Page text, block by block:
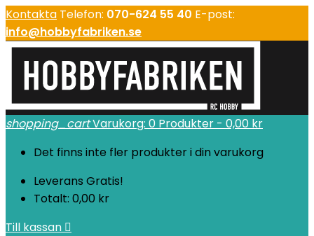
Kontakta Telefon: 070-624 55 40 E-post:
info@hobbyfabriken.se
shopping_cartVarukorg: 0 Produkter - 0,00 kr
Det finns inte fler produkter i din varukorg
Leverans Gratis!
Totalt: 0,00 kr
Till kassan 